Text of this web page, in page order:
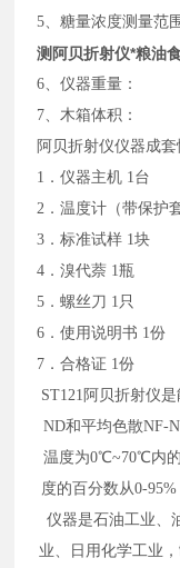
5、糖量浓度测量
测阿贝折射仪*粮油
6、仪器重
7、木箱体积
阿贝折射仪仪器成套
1．仪器主机 1台
2．温度计（带保护
3．标准试样 1块
4．溴代萘 1瓶
5．螺丝刀 1只
6．使用说明书 1份
7．合格证 1份
ST121 阿贝折射仪
ND和平均色散NF-
温度为0℃~70℃内
度的百分数从0-
仪器是石油工业、
业、日用化学工业